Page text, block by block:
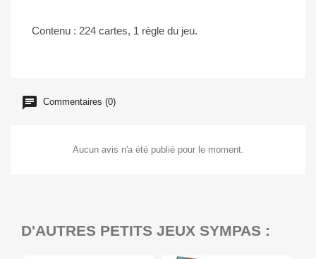
Contenu : 224 cartes, 1 règle du jeu.
Commentaires (0)
Aucun avis n'a été publié pour le moment.
D'AUTRES PETITS JEUX SYMPAS :